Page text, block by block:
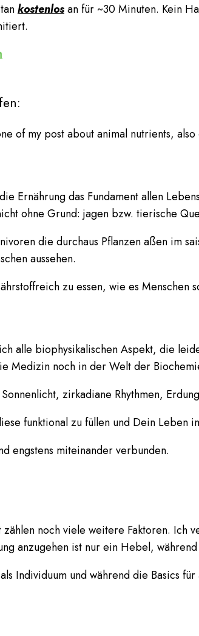
kostenlosan für ~30 Minuten. Kein
Ernährung das Fundament allen
ohne Grund: jagen bzw. tierische
die durchaus Pflanzen aßen im
aussehen.
zu essen, wie es Menschen
alle biophysikalischen Aspekt, die
Medizin noch in der Welt der
zirkadiane Rhythmen,
funktional zu füllen und Dein Leben
noch viele weitere Faktoren. Ich
anzugehen ist nur ein Hebel, während
Individuum und während die Basics